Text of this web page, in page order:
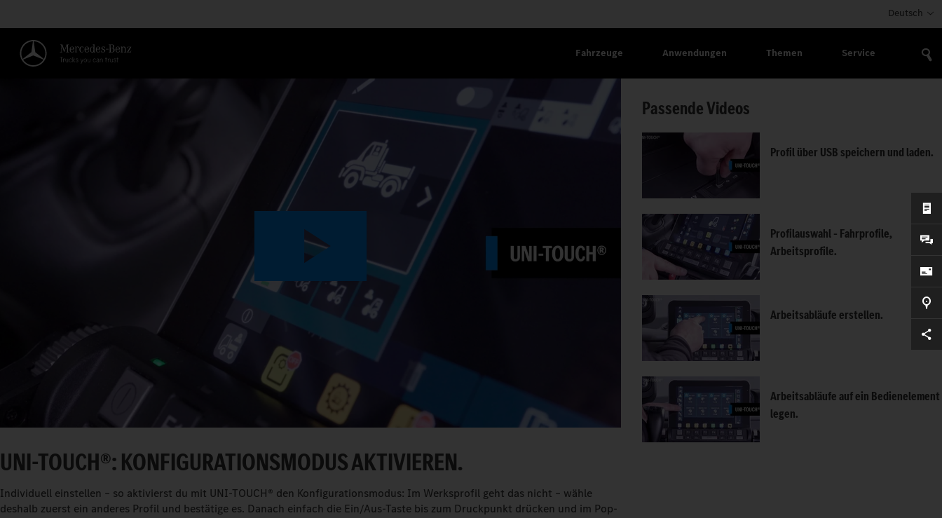
Deutsch
Fahrzeuge Anwendungen Themen Service
KONFIGURATIONSMODUS AKTIVIEREN.
Play
Video
UNI-TOUCH®: KONFIGURATIONSMODUS AKTIVIEREN.
Individuell einstellen – so aktivierst du mit UNI-TOUCH® den Konfigurationsmodus: Im Werksprofil geht das nicht – wähle
deshalb zuerst ein anderes Profil und bestätige es. Danach einfach die Ein/Aus-Taste bis zum Druckpunkt drücken und im Pop-
Passende Videos
Profil über USB speichern und laden.
Profilauswahl – Fahrprofile,
Arbeitsprofile.
Arbeitsabläufe erstellen.
Arbeitsabläufe auf ein Bedienelement
legen.